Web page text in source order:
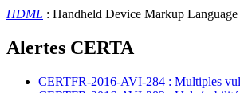
HDML : Handheld Device Markup Language
Alertes CERTA
CERTFR-2016-AVI-284 : Multiples